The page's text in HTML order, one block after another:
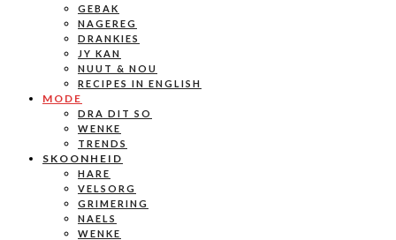
GEBAK
NAGEREG
DRANKIES
JY KAN
NUUT & NOU
RECIPES IN ENGLISH
MODE
DRA DIT SO
WENKE
TRENDS
SKOONHEID
HARE
VELSORG
GRIMERING
NAELS
WENKE